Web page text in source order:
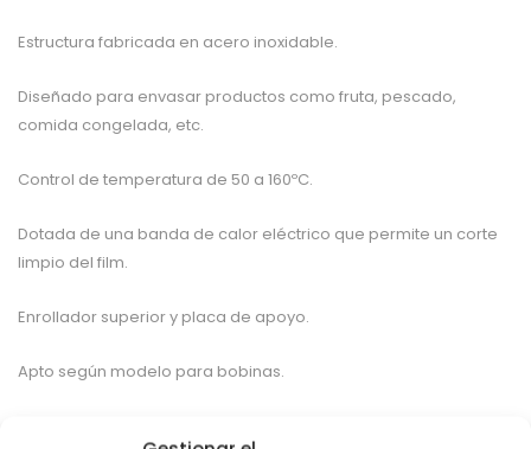
Estructura fabricada en acero inoxidable.
Diseñado para envasar productos como fruta, pescado,
comida congelada, etc.
Control de temperatura de 50 a 160ºC.
Dotada de una banda de calor eléctrico que permite un corte
limpio del film.
Enrollador superior y placa de apoyo.
Apto según modelo para bobinas.